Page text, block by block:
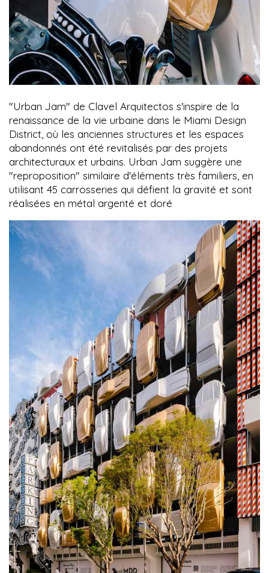
"Urban Jam" de Clavel Arquitectos s'inspire de la
renaissance de la vie urbaine dans le Miami Design
District, où les anciennes structures et les espaces
abandonnés ont été revitalisés par des projets
architecturaux et urbains. Urban Jam suggère une
"reproposition" similaire d'éléments très familiers, en
utilisant 45 carrosseries qui défient la gravité et sont
réalisées en métal argenté et doré